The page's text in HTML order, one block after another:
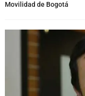
Movilidad de Bogotá